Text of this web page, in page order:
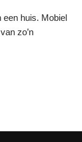
huis. Mobiel
zo’n